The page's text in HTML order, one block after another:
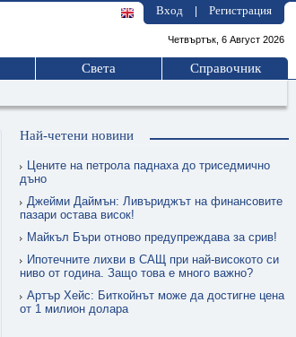
Вход Регистрация
Четвъртък, 6 Август 2026
Света Справочник
Най-четени новини
Цените на петрола паднаха до триседмично
дъно
Джейми Даймън: Ливъриджът на финансовите
пазари остава висок!
Майкъл Бъри отново предупреждава за срив!
Ипотечните лихви в САЩ при най-високото си
ниво от година. Защо това е много важно?
Артър Хейс: Биткойнът може да достигне цена
от 1 милион долара